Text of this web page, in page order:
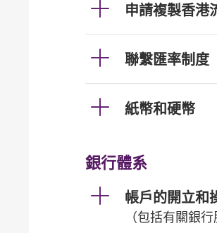
申請複製香港
聯繫匯率制度
紙幣和硬幣
銀行體系
帳戶的開立和
（包括有關銀